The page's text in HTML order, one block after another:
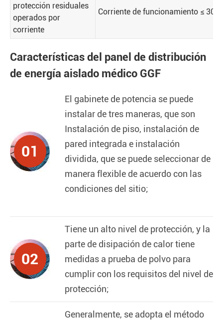
protección residuales
operados por
corriente
Corriente de funcionamiento ≤
Características del panel de distribución
de energía aislado médico GGF
01
El gabinete de potencia se puede
instalar de tres maneras, que son
Instalación de piso, instalación de
pared integrada e instalación
dividida, que se puede seleccionar de
manera flexible de acuerdo con las
condiciones del sitio;
02
Tiene un alto nivel de protección, y la
parte de disipación de calor tiene
medidas a prueba de polvo para
cumplir con los requisitos del nivel de
protección;
Generalmente, se adopta el método